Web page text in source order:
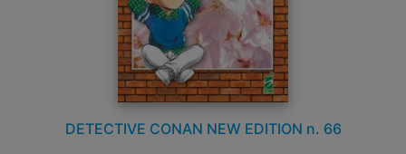
DETECTIVE CONAN NEW EDITION n. 66